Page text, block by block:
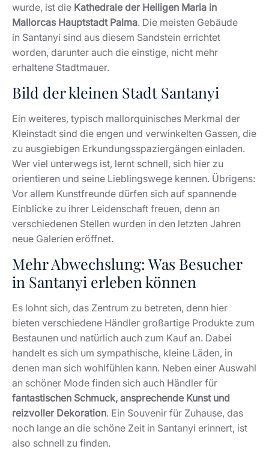
wurde, ist die Kathedrale der Heiligen Maria in
Mallorcas Hauptstadt Palma. Die meisten Gebäude
in Santanyi sind aus diesem Sandstein errichtet
worden, darunter auch die einstige, nicht mehr
erhaltene Stadtmauer.
Bild der kleinen Stadt Santanyi
Ein weiteres, typisch mallorquinisches Merkmal der
Kleinstadt sind die engen und verwinkelten Gassen, die
zu ausgiebigen Erkundungsspaziergängen einladen.
Wer viel unterwegs ist, lernt schnell, sich hier zu
orientieren und seine Lieblingswege kennen. Übrigens:
Vor allem Kunstfreunde dürfen sich auf spannende
Einblicke zu ihrer Leidenschaft freuen, denn an
verschiedenen Stellen wurden in den letzten Jahren
neue Galerien eröffnet.
Mehr Abwechslung: Was Besucher
in Santanyi erleben können
Es lohnt sich, das Zentrum zu betreten, denn hier
bieten verschiedene Händler großartige Produkte zum
Bestaunen und natürlich auch zum Kauf an. Dabei
handelt es sich um sympathische, kleine Läden, in
denen man sich wohlfühlen kann. Neben einer Auswahl
an schöner Mode finden sich auch Händler für
fantastischen Schmuck, ansprechende Kunst und
reizvoller Dekoration. Ein Souvenir für Zuhause, das
noch lange an die schöne Zeit in Santanyi erinnert, ist
also schnell zu finden.